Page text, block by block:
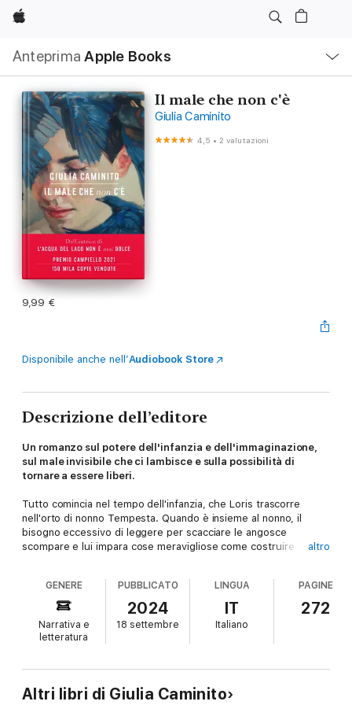
Apple
Anteprima Apple Books
locale
Apri
Menu
Il male che non c'è
Giulia Caminito
4,5 •2 valutazioni
9,99 €
Disponibile anche nell’Audiobook Store
Descrizione dell’editore
Un romanzo sul potere dell'infanzia e dell'immaginazione,
sul male invisibile che ci lambisce e sulla possibilità di
tornare a essere liberi.
Tutto comincia nel tempo dell'infanzia, che Loris trascorre
nell'orto di nonno Tempesta. Quando è insieme al nonno, il
bisogno eccessivo di leggere per scacciare le angosce
scompare e lui impara cose meravigliose come costruire una
Ma ora Loris ha trent'anni, ha fatto della lettura il suo mestiere,
ha un appartamento e una fidanzata. Ma il lavoro in casa
editrice è precario,
l'ansia di non essere all'altezza dell'età
adulta lo schiaccia, lo divora.
sui segnali di allarme che il corpo gli manda. C'è un male che lo
assedia, ne è certo, un male che nessuno vede tranne lui, così
altro
GENERE
Narrativa e
letteratura
PUBBLICATO
2024
18 settembre
LINGUA
IT
Italiano
PAGINE
272
Altri libri di Giulia Caminito